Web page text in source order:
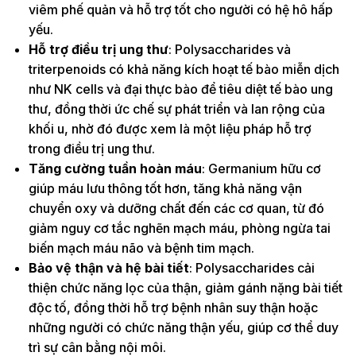
viêm phế quản và hỗ trợ tốt cho người có hệ hô hấp
yếu.
Hỗ trợ điều trị ung thư: Polysaccharides và
triterpenoids có khả năng kích hoạt tế bào miễn dịch
như NK cells và đại thực bào để tiêu diệt tế bào ung
thư, đồng thời ức chế sự phát triển và lan rộng của
khối u, nhờ đó được xem là một liệu pháp hỗ trợ
trong điều trị ung thư.
Tăng cường tuần hoàn máu: Germanium hữu cơ
giúp máu lưu thông tốt hơn, tăng khả năng vận
chuyển oxy và dưỡng chất đến các cơ quan, từ đó
giảm nguy cơ tắc nghẽn mạch máu, phòng ngừa tai
biến mạch máu não và bệnh tim mạch.
Bảo vệ thận và hệ bài tiết: Polysaccharides cải
thiện chức năng lọc của thận, giảm gánh nặng bài tiết
độc tố, đồng thời hỗ trợ bệnh nhân suy thận hoặc
những người có chức năng thận yếu, giúp cơ thể duy
trì sự cân bằng nội môi.